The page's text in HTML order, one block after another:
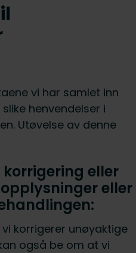
vi har samlet inn
henvendelser i
Utøvelse av denne
eller
eller
korrigerer unøyaktige
også be om at vi